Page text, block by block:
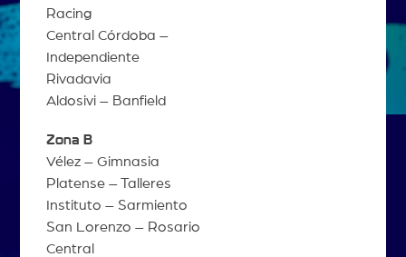
Racing
Central Córdoba –
Independiente
Rivadavia
Aldosivi – Banfield
Zona B
Vélez – Gimnasia
Platense – Talleres
Instituto – Sarmiento
San Lorenzo – Rosario
Central